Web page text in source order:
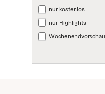
nur kostenlos
nur Highlights
Wochenendvorschau